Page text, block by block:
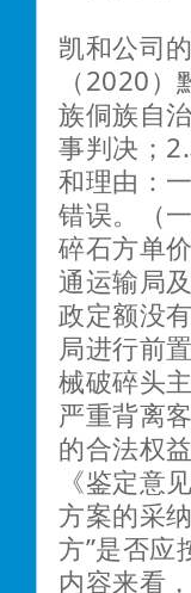
凯和公司
（2020
族侗族自
事判决；
和理由：
错误。（
碎石方单
通运输局
政定额没
局进行前
械破碎头
严重背离
的合法权
《鉴定意
方案的采
方”是否应
内容来看